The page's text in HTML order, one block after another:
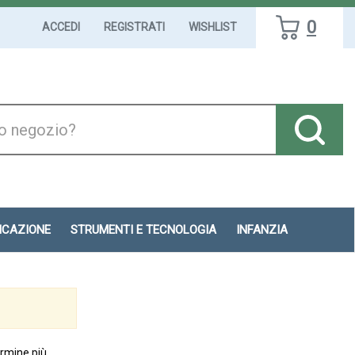
ACCEDI REGISTRATI WISHLIST 0
STRUMENTI E TECNOLOGIA INFANZIA